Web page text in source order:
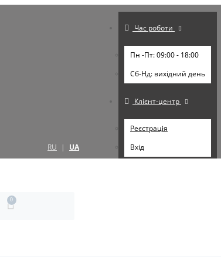
RU | UA
Час роботи
Пн -Пт: 09:00 - 18:00
Cб-Нд: вихідний день
Клієнт-центр
Реєстрація
Вхід
0